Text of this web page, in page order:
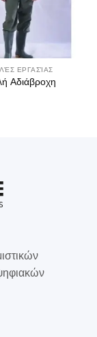
ΕΡΓΑΣΊΑΣ
Αδιάβροχη